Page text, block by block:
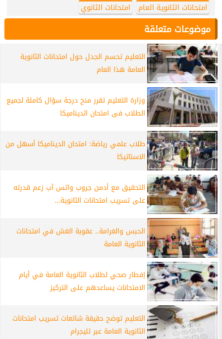
امتحانات الثانوية العام
امتحانات الثانوي
موضوعات متعلقة
التعليم تحسم الجدل حول امتحانات الثانوية
العامة هذا العام
وزارة التعليم تقرر منح درجة سؤال كاملة لجميع
الطلاب فى امتحان الديناميكا
طلاب علمي رياضة: امتحان الديناميكا أسهل من
الاستاتيكا
التحقيق مع أدمن جروب واتس آب زعم قدرته
على تسريب امتحانات الثانوية...
الحبس والغرامة.. عقوبة الغش في امتحانات
الثانوية العامة
إفطار صحي لطلاب الثانوية العامة في أيام
الامتحانات يساعدهم على التركيز
التعليم توضح حقيقة شائعات تسريب امتحانات
الثانوية العامة عبر تليجرام